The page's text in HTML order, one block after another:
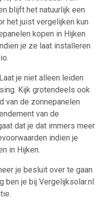
blijft het natuurlijk een
het juist vergelijken kun
kopen in Hijken
je ze laat installeren
je niet alleen leiden
Kijk grotendeels ook
van de zonnepanelen
van de
dat je dat immers meer
indien je
in Hijken.
je besluit over te gaan
ben je bij Vergelijksolar.nl